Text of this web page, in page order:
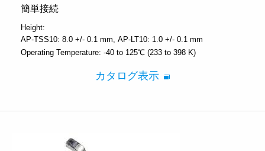
簡単接続
Height:
AP-TSS10: 8.0 +/- 0.1 mm AP-LT10: 1.0 +/- 0.1 mm
Operating Temperature: -40 to 125℃ (233 to 398 K)
カタログ表示